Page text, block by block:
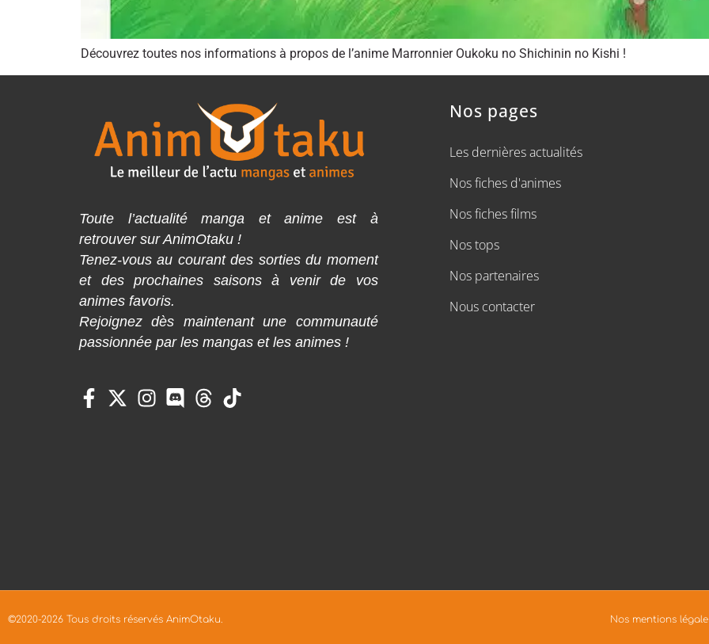
Découvrez toutes nos informations à propos de l’anime Marronnier Oukoku no Shichinin no Kishi !
Toute l’actualité manga et anime est à
retrouver sur AnimOtaku !
Tenez-vous au courant des sorties du moment
et des prochaines saisons à venir de vos
animes favoris.
Rejoignez dès maintenant une communauté
passionnée par les mangas et les animes !
Nos pages
Les dernières actualités
Nos fiches d'animes
Nos fiches films
Nos tops
Nos partenaires
Nous contacter
©2020-2026 Tous droits réservés AnimOtaku. Nos mentions